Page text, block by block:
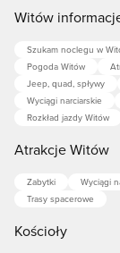
Witów
Szukam noclegu w
Pogoda Witów
Jeep, quad, spływy
Wyciągi narciarskie
Rozkład jazdy Witów
Atrakcje Witów
Zabytki Wyciągi
Trasy spacerowe
Kościoły